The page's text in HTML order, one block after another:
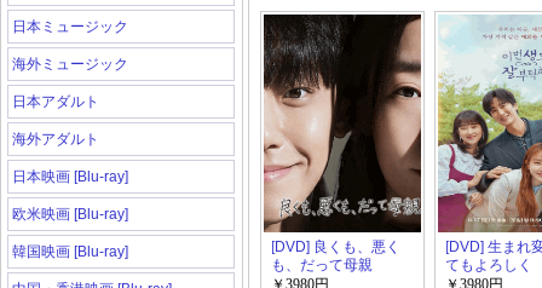
日本ミュージック
海外ミュージック
日本アダルト
海外アダルト
日本映画 [Blu-ray]
欧米映画 [Blu-ray]
韓国映画 [Blu-ray]
[DVD] 良くも、悪く
も、だって母親
￥3980円
[DVD] 生まれ
てもよろしく
￥3980円